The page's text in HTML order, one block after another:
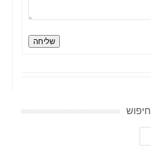
שליחה
חיפוש